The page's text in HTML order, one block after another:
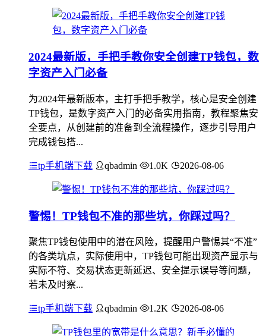
2024最新版，手把手教你安全创建TP钱包，数
字资产入门必备
为2024年最新版本，主打手把手教学，核心是安全创建
TP钱包，是数字资产入门的必备实用指南，教程聚焦安
全要点，从创建前的准备到全流程操作，逐步引导用户
完成钱包搭...
tp手机端下载 qbadmin 1.0K 2026-08-06
警惕！TP钱包不准的那些坑，你踩过吗？
聚焦TP钱包使用中的潜在风险，提醒用户警惕其“不准”
的各类坑点，实际使用中，TP钱包可能出现资产显示与
实际不符、交易状态更新延迟、安全提示误导等问题，
若未及时察...
tp手机端下载 qbadmin 1.2K 2026-08-06